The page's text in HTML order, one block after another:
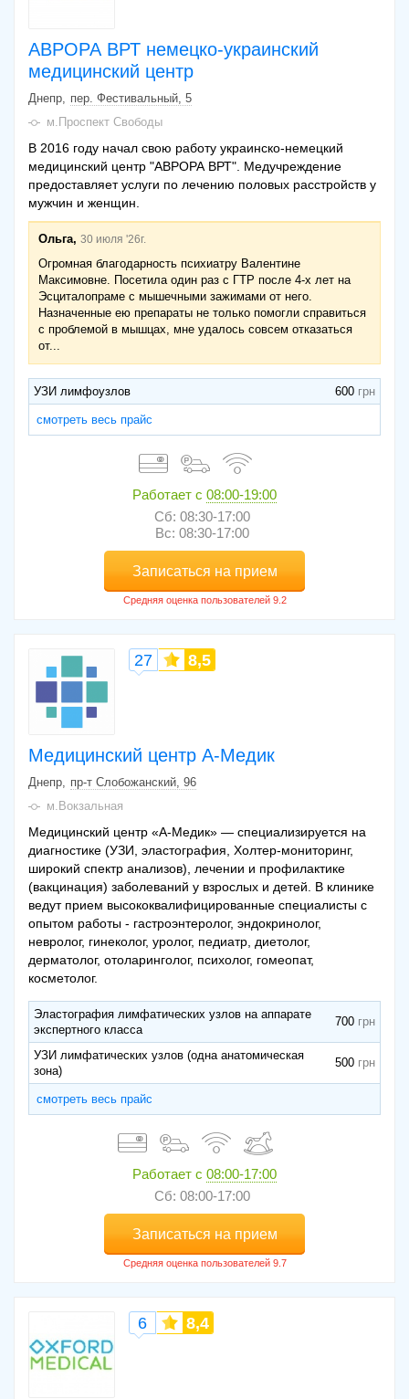
АВРОРА ВРТ немецко-украинский
медицинский центр
Днепр
пер. Фестивальный, 5
м.Проспект Свободы
В 2016 году начал свою работу украинско-немецкий
медицинский центр "АВРОРА ВРТ". Медучреждение
предоставляет услуги по лечению половых расстройств у
мужчин и женщин.
Ольга, 30 июля '26г.
Огромная благодарность психиатру Валентине
Максимовне. Посетила один раз с ГТР после 4-х лет на
Эсциталопраме с мышечными зажимами от него.
Назначенные ею препараты не только помогли справиться
с проблемой в мышцах, мне удалось совсем отказаться
от...
УЗИ лимфоузлов 600
смотреть весь прайс
Работает с 08:00-19:00
Сб: 08:30-17:00
Вс: 08:30-17:00
Записаться на прием
Медицинский центр А-Медик
27 8,5
Днепр
пр-т Слобожанский, 96
м.Вокзальная
Медицинский центр «А-Медик» — специализируется на
диагностике (УЗИ, эластография, Холтер-мониторинг,
широкий спектр анализов), лечении и профилактике
(вакцинация) заболеваний у взрослых и детей. В клинике
ведут прием высококвалифицированные специалисты с
опытом работы - гастроэнтеролог, эндокринолог,
невролог, гинеколог, уролог, педиатр, диетолог,
дерматолог, отоларинголог, психолог, гомеопат,
косметолог.
Эластография лимфатических узлов на аппарате
экспертного класса
700
УЗИ лимфатических узлов (одна анатомическая
зона)
500
смотреть весь прайс
Работает с 08:00-17:00
Сб: 08:00-17:00
Записаться на прием
6 8,4